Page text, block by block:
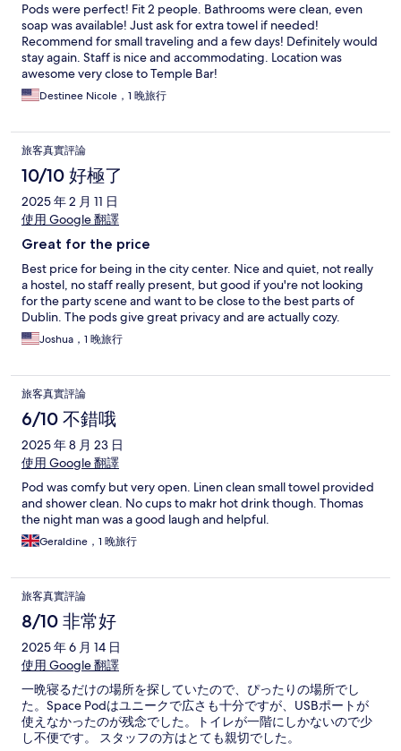
Pods were perfect! Fit 2 people. Bathrooms were clean, even
soap was available! Just ask for extra towel if needed!
Recommend for small traveling and a few days! Definitely would
stay again. Staff is nice and accommodating. Location was
awesome very close to Temple Bar!
Destinee Nicole，1 晚旅行
旅客真實評論
10/10 好極了
2025 年 2 月 11 日
使用 Google 翻譯
Great for the price
Best price for being in the city center. Nice and quiet, not really
a hostel, no staff really present, but good if you're not looking
for the party scene and want to be close to the best parts of
Dublin. The pods give great privacy and are actually cozy.
Joshua，1 晚旅行
旅客真實評論
6/10 不錯哦
2025 年 8 月 23 日
使用 Google 翻譯
Pod was comfy but very open. Linen clean small towel provided
and shower clean. No cups to makr hot drink though. Thomas
the night man was a good laugh and helpful.
Geraldine，1 晚旅行
旅客真實評論
8/10 非常好
2025 年 6 月 14 日
使用 Google 翻譯
一晩寝るだけの場所を探していたので、ぴったりの場所でし
た。Space Podはユニークで広さも十分ですが、USBポートが
使えなかったのが残念でした。トイレが一階にしかないので少
し不便です。 スタッフの方はとても親切でした。